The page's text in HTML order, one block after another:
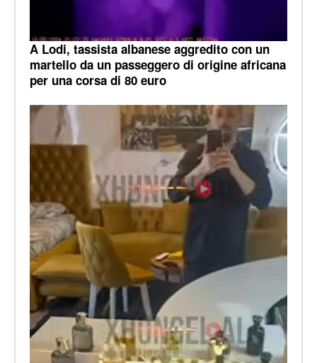
A Lodi, tassista albanese aggredito con un
martello da un passeggero di origine africana
per una corsa di 80 euro